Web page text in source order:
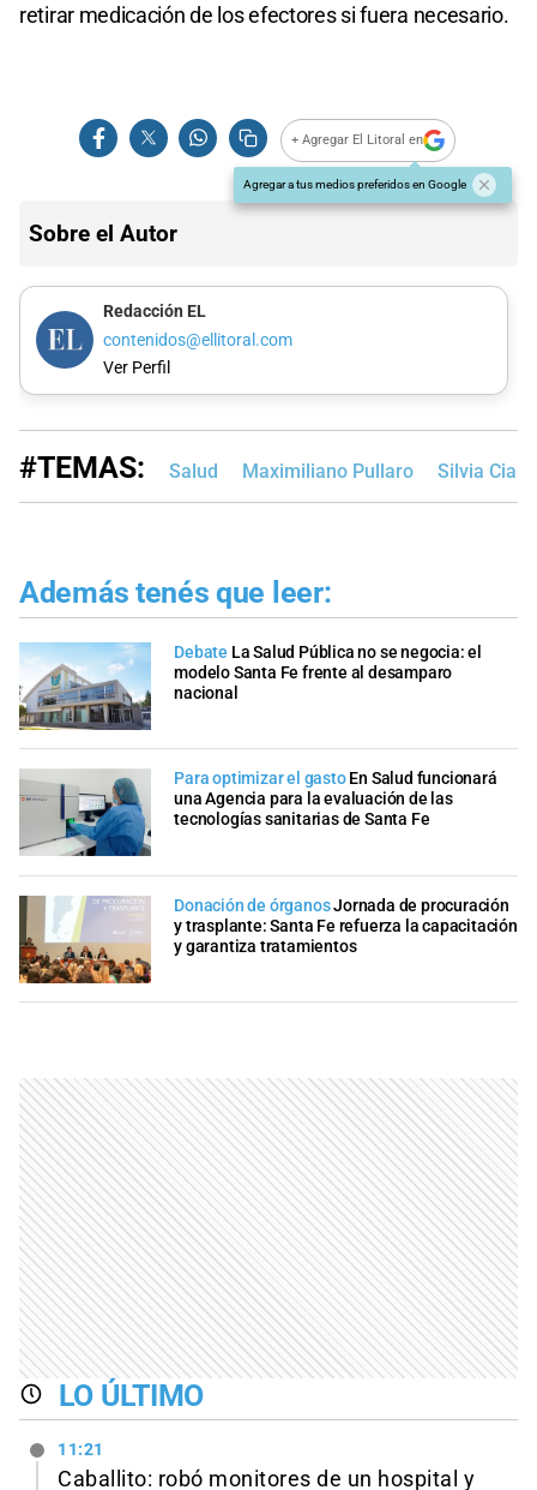
retirar medicación de los efectores si fuera necesario.
+ Agregar El Litoral en
Agregar a tus medios preferidos en Google
Sobre el Autor
Redacción EL
contenidos@ellitoral.com
Ver Perfil
#TEMAS: Salud Maximiliano Pullaro Silvia
Además tenés que leer:
Debate La Salud Pública no se negocia: el
modelo Santa Fe frente al desamparo
nacional
Para optimizar el gasto En Salud funcionará
una Agencia para la evaluación de las
tecnologías sanitarias de Santa Fe
Donación de órganosJornada de procuración
y trasplante: Santa Fe refuerza la capacitación
y garantiza tratamientos
LO ÚLTIMO
11:21
Caballito: robó monitores de un hospital y